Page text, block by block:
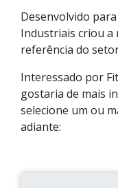
Desenvolvido
Industriais criou a
referência do
Interessado por
gostaria de mais
selecione um ou
adiante: